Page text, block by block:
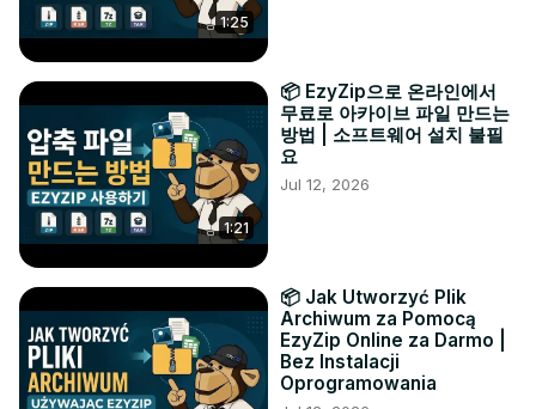
1:25
1:21
📦 EzyZip으로 온라인에서
무료로 아카이브 파일 만드는
방법 | 소프트웨어 설치 불필
요
Jul 12, 2026
📦 Jak Utworzyć Plik
Archiwum za Pomocą
EzyZip Online za Darmo |
Bez Instalacji
Oprogramowania